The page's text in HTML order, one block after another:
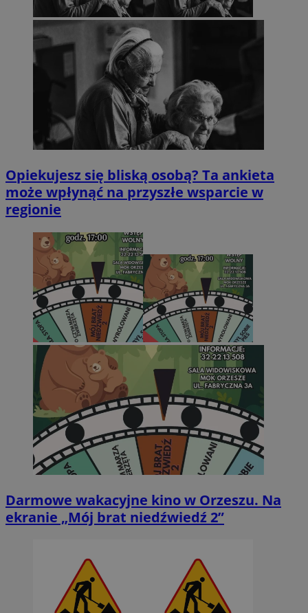
Opiekujesz się bliską osobą? Ta ankieta
może wpłynąć na przyszłe wsparcie w
regionie
Darmowe wakacyjne kino w Orzeszu. Na
ekranie „Mój brat niedźwiedź 2”